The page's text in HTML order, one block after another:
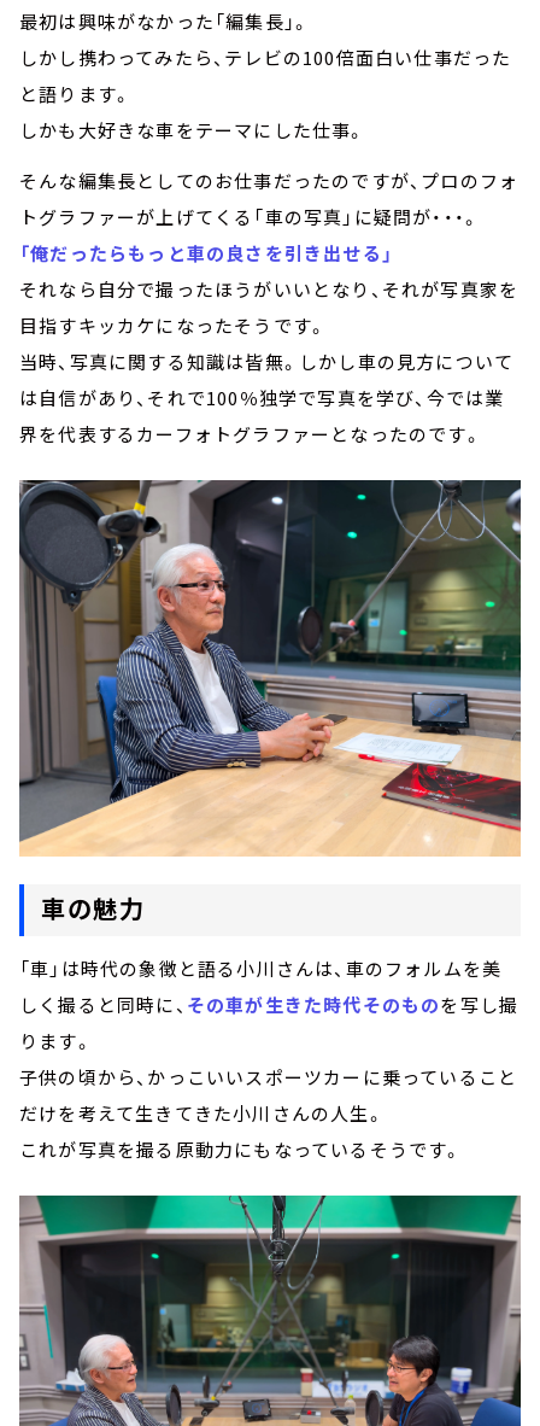
最初は興味がなかった「編集長」。
しかし携わってみたら、テレビの100倍面白い仕事だった
と語ります。
しかも大好きな車をテーマにした仕事。
そんな編集長としてのお仕事だったのですが、プロのフォ
トグラファーが上げてくる「車の写真」に疑問が・・・。
「俺だったらもっと車の良さを引き出せる」
それなら自分で撮ったほうがいいとなり、それが写真家を
目指すキッカケになったそうです。
当時、写真に関する知識は皆無。しかし車の見方について
は自信があり、それで100％独学で写真を学び、今では業
界を代表するカーフォトグラファーとなったのです。
車の魅力
「車」は時代の象徴と語る小川さんは、車のフォルムを美
しく撮ると同時に、 その車が生きた時代そのものを写し撮
ります。
子供の頃から、かっこいいスポーツカーに乗っていること
だけを考えて生きてきた小川さんの人生。
これが写真を撮る原動力にもなっているそうです。